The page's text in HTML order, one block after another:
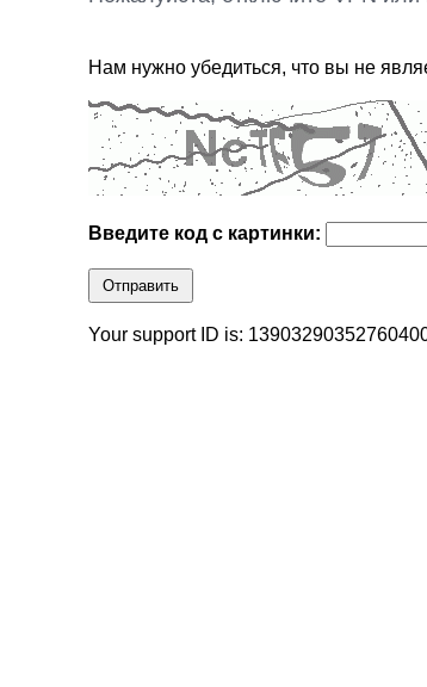
Нам нужно убедиться, что вы не
Введите код с картинки:
Отправить
Your support ID is: